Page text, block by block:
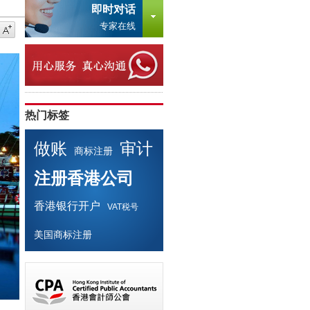
即时对话
专家在线
热门标签
做账 商标注册
审计
注册香港公司
香港银行开户 VAT税号
美国商标注册